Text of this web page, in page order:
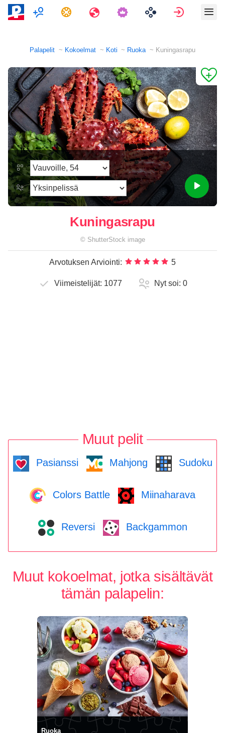
MoninpelitTehtävät Matkat Kirjaudu
Palapelit Kokoelmat Koti Ruoka Kuningasrapu
Kuningasrapu
© ShutterStock image
Arvotuksen Arviointi: 5
Viimeistelijät: 1077 Nyt soi: 0
Muut pelit
Pasianssi Mahjong Sudoku
Colors Battle Miinaharava
Reversi Backgammon
Muut kokoelmat, jotka sisältävät
tämän palapelin:
Ruoka